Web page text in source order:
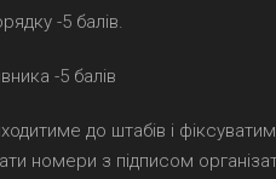
-5 балів.
-5 балів
до штабів і
номери з підписом